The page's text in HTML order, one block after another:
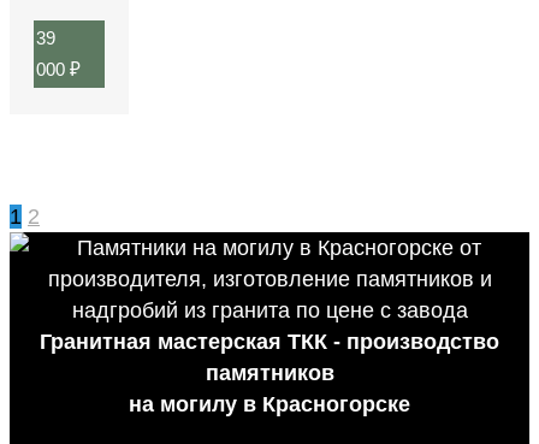
39
000 ₽
1 2
Гранитная мастерская ТКК - производство
памятников
на могилу в Красногорске